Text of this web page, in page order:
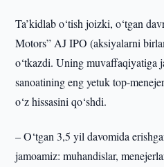
Ta’kidlab o‘tish joizki, o‘tgan
Motors” AJ IPO (aksiyalarni
o‘tkazdi. Uning muvaffaqiyatiga
sanoatining eng yetuk top-
o‘z hissasini qo‘shdi.
– O‘tgan 3,5 yil davomida
jamoamiz: muhandislar,